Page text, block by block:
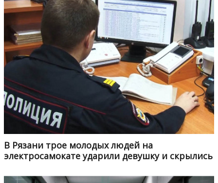
В Рязани трое молодых людей на
электросамокате ударили девушку и скрылись